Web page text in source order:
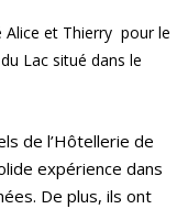
Alice et Thierry pour le
Lac situé dans le
de l’Hôtellerie de
expérience dans
De plus, ils ont